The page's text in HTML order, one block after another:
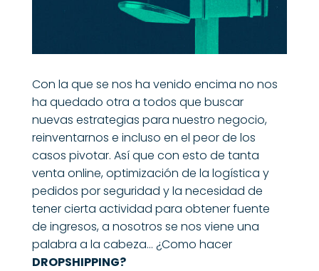
Con la que se nos ha venido encima no nos
ha quedado otra a todos que buscar
nuevas estrategias para nuestro negocio,
reinventarnos e incluso en el peor de los
casos pivotar. Así que con esto de tanta
venta online, optimización de la logística y
pedidos por seguridad y la necesidad de
tener cierta actividad para obtener fuente
de ingresos, a nosotros se nos viene una
palabra a la cabeza… ¿Como hacer
DROPSHIPPING?